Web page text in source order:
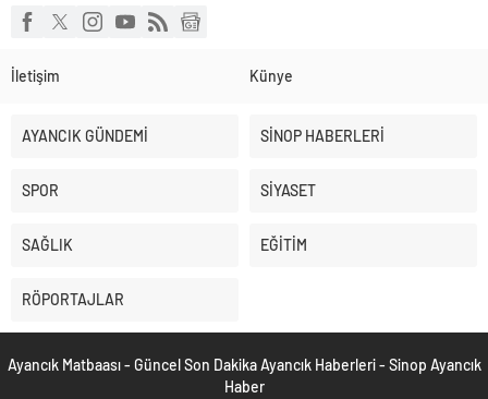
İletişim Künye
AYANCIK GÜNDEMİ SİNOP HABERLERİ
SPOR SİYASET
SAĞLIK EĞİTİM
RÖPORTAJLAR
Ayancık Matbaası - Güncel Son Dakika Ayancık Haberleri - Sinop Ayancık
Haber